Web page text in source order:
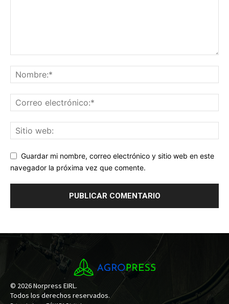
Guardar mi nombre, correo electrónico y sitio web en este
navegador la próxima vez que comente.
© 2026 Norpress EIRL.
Todos los derechos reservados.